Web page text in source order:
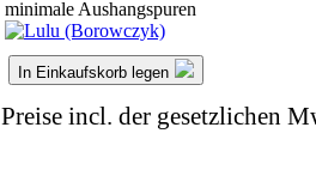
minimale Aushangspuren
In Einkaufskorb legen
Preise incl. der gesetzlichen